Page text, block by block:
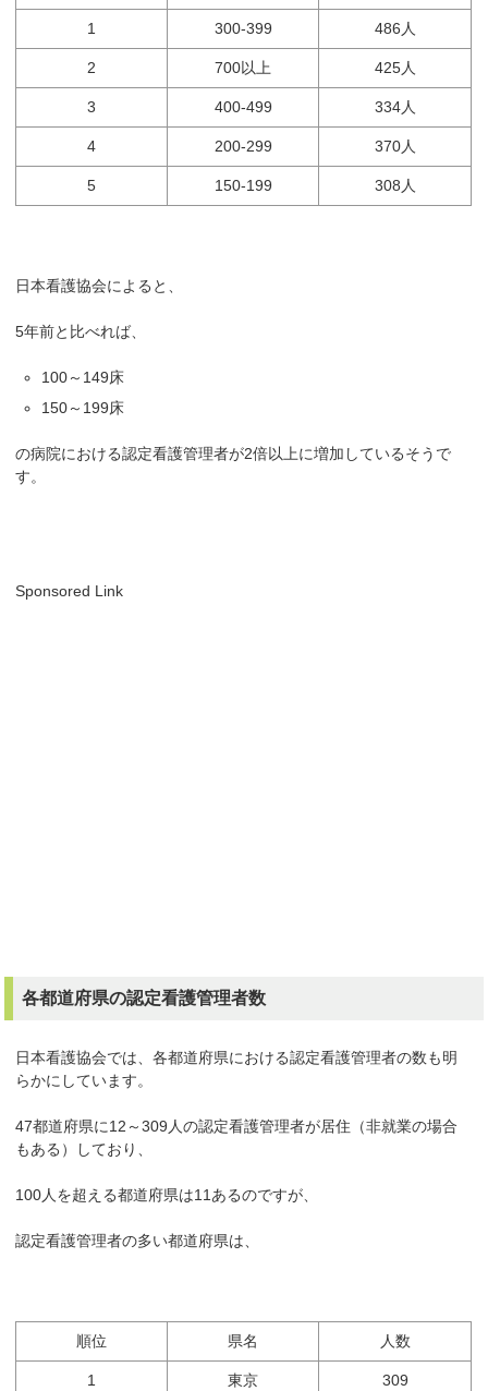
1 300-399 486人
2 700以上 425人
3 400-499 334人
4 200-299 370人
5 150-199 308人
日本看護協会によると、
5年前と比べれば、
100～149床
150～199床
の病院における認定看護管理者が2倍以上に増加しているそうで
す。
Sponsored Link
各都道府県の認定看護管理者数
日本看護協会では、各都道府県における認定看護管理者の数も明
らかにしています。
47都道府県に12～309人の認定看護管理者が居住（非就業の場合
もある）しており、
100人を超える都道府県は11あるのですが、
認定看護管理者の多い都道府県は、
順位 県名 人数
1 東京 309